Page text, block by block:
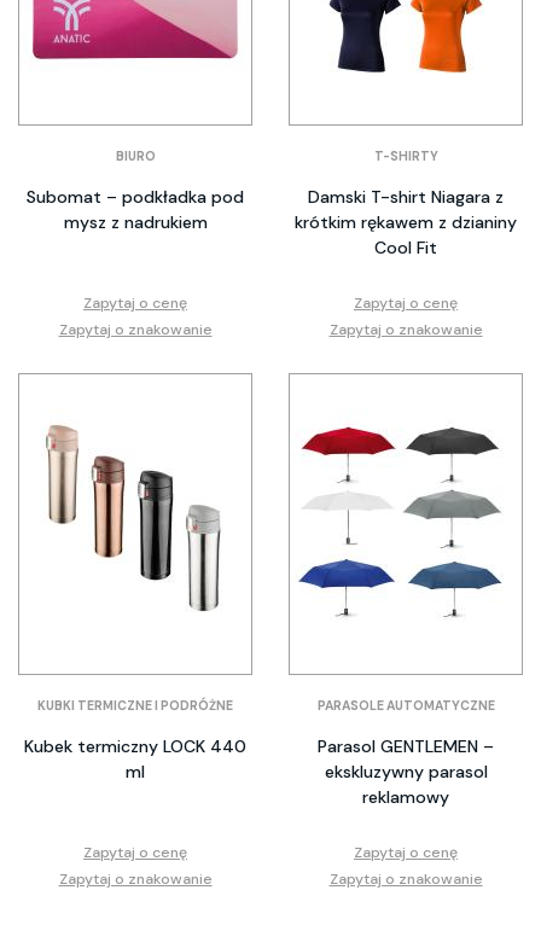
BIURO
Subomat – podkładka pod
mysz z nadrukiem
Zapytaj o cenę
Zapytaj o znakowanie
T-SHIRTY
Damski T-shirt Niagara z
krótkim rękawem z dzianiny
Cool Fit
Zapytaj o cenę
Zapytaj o znakowanie
KUBKI TERMICZNE I PODRÓŻNE
Kubek termiczny LOCK 440
ml
Zapytaj o cenę
Zapytaj o znakowanie
PARASOLE AUTOMATYCZNE
Parasol GENTLEMEN –
ekskluzywny parasol
reklamowy
Zapytaj o cenę
Zapytaj o znakowanie